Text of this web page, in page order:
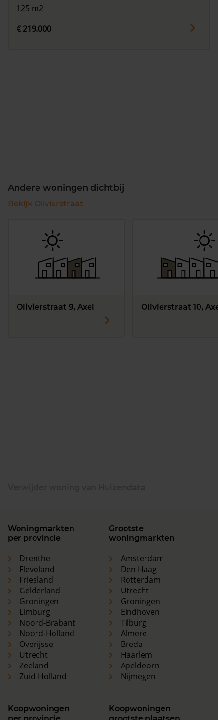
125 m2
€ 219.000
Andere woningen dichtbij
Bekijk Olivierstraat
Olivierstraat 9, Axel Olivierstraat 10,
Woningmarkten
per provincie
Drenthe
Flevoland
Friesland
Gelderland
Groningen
Limburg
Noord-Brabant
Noord-Holland
Overijssel
Utrecht
Zeeland
Zuid-Holland
Grootste
woningmarkten
Amsterdam
Den Haag
Rotterdam
Utrecht
Groningen
Eindhoven
Tilburg
Almere
Breda
Haarlem
Apeldoorn
Nijmegen
Koopwoningen
Koopwoningen